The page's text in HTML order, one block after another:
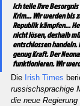
Ich teile Ihre
Krim... Wir werden bis
Republik kämpfen...
nicht lösen, deshalb
entschlossen handeln.
genug Kraft. Der
funktionieren. Wir
Die Irish Times
russischsprachige
die neue